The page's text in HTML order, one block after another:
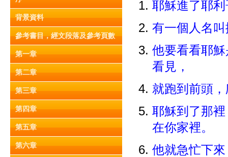
背景資料
參考書目，經文段落及參考頁數
第一章
第二章
第三章
第四章
第五章
第六章
耶穌進了耶
有一個人名
他要看看耶
看見，
就跑到前頭
耶穌到了那
在你家裡。
他就急忙下